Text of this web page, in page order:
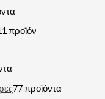
1 προϊόν
77 προϊόντα